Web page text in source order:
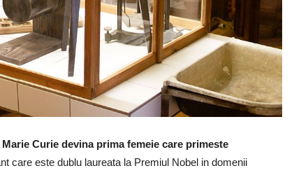
Marie Curie devina prima femeie care primeste
care este dublu laureata la Premiul Nobel in domenii